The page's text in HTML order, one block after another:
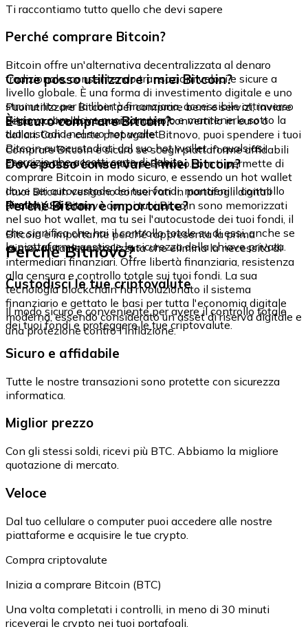
Ti raccontiamo tutto quello che devi sapere
Perché comprare Bitcoin?
Bitcoin offre un'alternativa decentralizzata al denaro
tradizionale, consentendo transazioni veloci e sicure a
livello globale. È una forma di investimento digitale e uno
strumento per la libertà finanziaria, accessibile attraverso
Bitnovo.com, dove puoi comprarlo e mantenerlo sotto la
tua custodia nel suo hot wallet.
Come posso utilizzare i miei Bitcoin?
Puoi utilizzare Bitcoin per comprare beni e servizi, inviare
denaro a livello internazionale o convertirlo in euro o
dollari. Con le carte prepagate Bitnovo, puoi spendere i tuoi
Bitcoin autocustodiati dal suo hot wallet in qualsiasi
esercizio che accetti carte di debito.
È sicuro comprare Bitcoin?
Comprare Bitcoin è sicuro se scegli piattaforme affidabili
che rispettano le normative. Bitnovo.com ti permette di
comprare Bitcoin in modo sicuro, e essendo un hot wallet
dove sei autocustode dei tuoi fondi, mantieni il controllo
diretto su di essi.
Dove posso conservare i miei Bitcoin?
I tuoi Bitcoin vengono conservati in portafogli digitali
(wallet). Su Bitnovo.com, i tuoi Bitcoin sono memorizzati
nel suo hot wallet, ma tu sei l'autocustode dei tuoi fondi, il
che significa che hai il controllo totale su di essi, anche se
la piattaforma gestisce la sicurezza della chiave privata.
Perché Bitcoin è importante?
Bitcoin è importante perché rappresenta la prima
criptovaluta decentralizzata che elimina la necessità di
intermediari finanziari. Offre libertà finanziaria, resistenza
alla censura e controllo totale sui tuoi fondi. La sua
tecnologia blockchain ha rivoluzionato il sistema
finanziario e gettato le basi per tutta l'economia digitale
moderna, essendo considerato un asset di riserva digitale e
una protezione contro l'inflazione.
Perché Bitnovo?
Custodisci le tue criptovalute
Il modo sicuro e conveniente per avere il controllo totale
dei tuoi fondi e proteggere le tue criptovalute.
Sicuro e affidabile
Tutte le nostre transazioni sono protette con sicurezza
informatica.
Miglior prezzo
Con gli stessi soldi, ricevi più BTC. Abbiamo la migliore
quotazione di mercato.
Veloce
Dal tuo cellulare o computer puoi accedere alle nostre
piattaforme e acquisire le tue crypto.
Compra criptovalute
Inizia a comprare Bitcoin (BTC)
Una volta completati i controlli, in meno di 30 minuti
riceverai le crypto nei tuoi portafogli.